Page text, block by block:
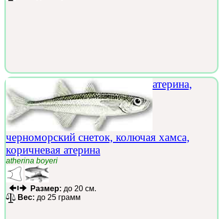
атерина,
черноморский снеток, колючая хамса,
коричневая атерина
atherina boyeri
Размер: до 20 см.
Вес: до 25 грамм